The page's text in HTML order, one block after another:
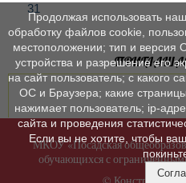
31
МКОУ «Посадская
обучающихся с
© Конструктор
Продолжая использовать
обработку файлов cookie,
местоположении; тип и версия
устройства и разрешение его
на сайт пользователь; с какого
ОС и Браузера; какие
нажимает пользователь; ip-
сайта и проведения
Если вы не хотите, чтобы